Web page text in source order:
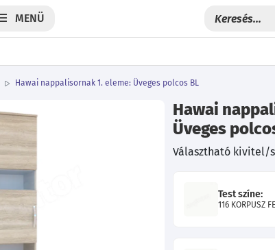
MENÜ
Hawai nappalisornak 1. eleme: Üveges polcos BL
Hawai
Üveges
Választható kivitel/
Test színe:
116 KORPUSZ